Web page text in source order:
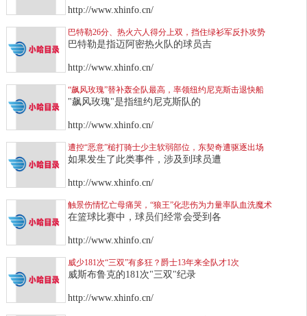
http://www.xhinfo.cn/
巴特勒26分、热火六人得分上双，挡住绿衫军反扑攻势
巴特勒是指迈阿密热火队的球员吉
http://www.xhinfo.cn/
“飙风玫瑰”替补轰全队最高，率领纽约尼克斯击退快船
"飙风玫瑰"是指纽约尼克斯队的
http://www.xhinfo.cn/
遭控“恶意”槌打骑士少主软弱部位，东契奇遭驱逐出场
如果发生了此类事件，涉及到球员遭
http://www.xhinfo.cn/
触景伤情忆亡母痛哭，“狼王”化悲伤为力量率队血洗魔术
在篮球比赛中，球员们经常会受到各
http://www.xhinfo.cn/
威少181次“三双”有多狂？爵士13年来全队才1次
威斯布鲁克的181次"三双"纪录
http://www.xhinfo.cn/